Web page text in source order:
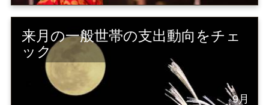
来月の一般世帯の支出動向をチェ
ック
9月